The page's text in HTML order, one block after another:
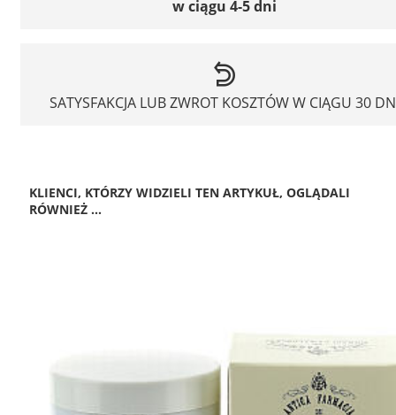
w ciągu 4-5 dni
SATYSFAKCJA LUB ZWROT KOSZTÓW W CIĄGU 30
KLIENCI, KTÓRZY WIDZIELI TEN ARTYKUŁ, OGLĄDALI
RÓWNIEŻ ...